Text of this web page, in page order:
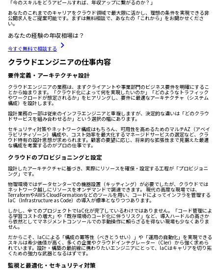
「今のスキルをどうアピールすれば、年収アップに繋がるのか？」
あなたのこれまでのキャリアをクラウド領域で最大限に活かし、理想の条件を実現できる非
公開求人をご提案可能です。まずは無料相談で、あなたの「これから」をお聞かせくださ
い。
あなたの経験の年収相場は？
今すぐ無料で相談する
クラウドエンジニアの仕事内容
要件定義・アーキテクチャ設計
クラウドエンジニアの業務は、まずクライアントや事業部門のビジネス要件を明確にするこ
とから始まります。「クラウド化によって何を実現したいのか」「どのようなトラフィック
やワークロードが想定されるか」をヒアリングし、要件に最適なアーキテクチャ（システム
構成）を設計します。
設計業務の一部は従来のインフラエンジニアと重複しますが、決定的な違いは「どのクラウ
ドサービスを組み合わせるか」という選択の幅にあります。
セキュリティ対策やネットワーク構成はもちろん、可用性を高めるためのマルチAZ（アベイ
ラビリティゾーン）構成や、コスト効率を最大化するマネージドサービスの選定など、クラ
ウド特有の設計思想が求められます。顧客の要望に応じ、将来的な拡張性まで見据えた最適
な構成を考案するのがプロの仕事です。
クラウドのプロビジョニングと設定
設計したアーキテクチャに基づき、実際にリソースを確保・設定する工程が「プロビジョニ
ング」です。
物理環境ではデータセンターでの機器設置（キッティング）が必要でしたが、クラウドでは
ネットワーク越しにリソースをオンデマンドで調達できます。 現代の高度な現場では、
TerraformやAWS CloudFormationなどのツールを用い、コードによってインフラを管理する
IaC（Infrastructure as Code）の導入が標準となりつつあります。
しかし、全てのプロジェクトでIaC化が完了しているわけではありません。「コード管理によ
る学習コストの増大」や「既存環境のコード化に伴うリスク」など、導入ハードルの高さか
ら依然としてマネジメントコンソールでの手動操作に頼らざるを得ない現場も少なくありま
せん。
だからこそ、IaCによる「構成の冪等性（べきとうせい）」や「運用の自動化」を実現できる
スキルは希少価値が高く、多くの企業やクラウドインテグレーター（CIer）から強く求めら
れています。設計・構築の最前線に携わりたいエンジニアにとって、IaCはキャリアを切り拓
くための強力な武器となるはずです。
監視と最適化・セキュリティ対策